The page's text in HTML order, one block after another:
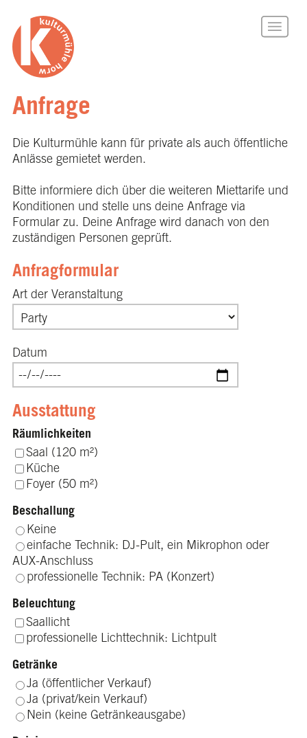
Anfrage
Die Kulturmühle kann für private als auch öffentliche
Anlässe gemietet werden.
Bitte informiere dich über die weiteren Miettarife und
Konditionen und stelle uns deine Anfrage via
Formular zu. Deine Anfrage wird danach von den
zuständigen Personen geprüft.
Anfragformular
Art der Veranstaltung
Datum
Ausstattung
Räumlichkeiten
Saal (120 m²)
Küche
Foyer (50 m²)
Beschallung
Keine
einfache Technik: DJ-Pult, ein Mikrophon oder
AUX-Anschluss
professionelle Technik: PA (Konzert)
Beleuchtung
Saallicht
professionelle Lichttechnik: Lichtpult
Getränke
Ja (öffentlicher Verkauf)
Ja (privat/kein Verkauf)
Nein (keine Getränkeausgabe)